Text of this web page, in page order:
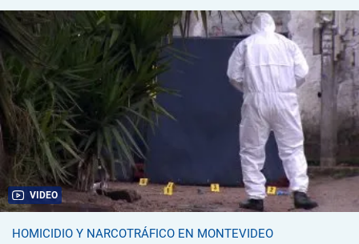
VIDEO
HOMICIDIO Y NARCOTRÁFICO EN MONTEVIDEO